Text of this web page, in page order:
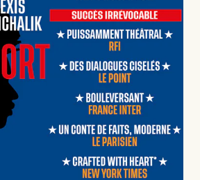
Sotiris Melanos
Sofia Eftychiadou
Theatre)
Aspasia-Maria
en scèneAfroditi Kapokaki,
Rovithis